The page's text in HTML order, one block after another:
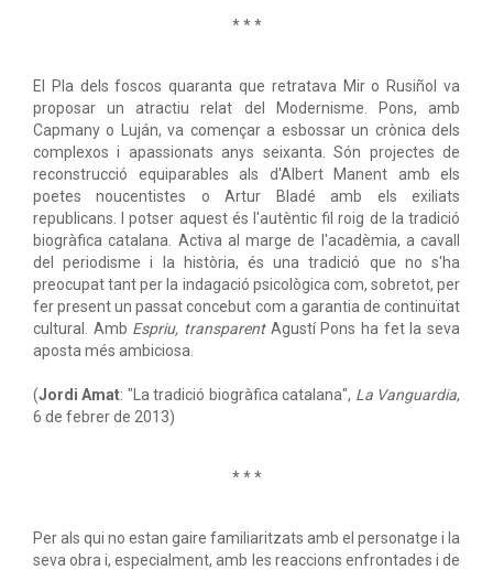
* * *
El Pla dels foscos quaranta que retratava Mir o Rusiñol va
proposar un atractiu relat del Modernisme. Pons, amb
Capmany o Luján, va començar a esbossar un crònica dels
complexos i apassionats anys seixanta. Són projectes de
reconstrucció equiparables als d'Albert Manent amb els
poetes noucentistes o Artur Bladé amb els exiliats
republicans. I potser aquest és l'autèntic fil roig de la tradició
biogràfica catalana. Activa al marge de l'acadèmia, a cavall
del periodisme i la història, és una tradició que no s'ha
preocupat tant per la indagació psicològica com, sobretot, per
fer present un passat concebut com a garantia de continuïtat
cultural. Amb Espriu, transparentAgustí Pons ha fet la seva
aposta més ambiciosa.
(Jordi Amat: "La tradició biogràfica catalana", La Vanguardia,
6 de febrer de 2013)
* * *
Per als qui no estan gaire familiaritzats amb el personatge i la
seva obra i, especialment, amb les reaccions enfrontades i de